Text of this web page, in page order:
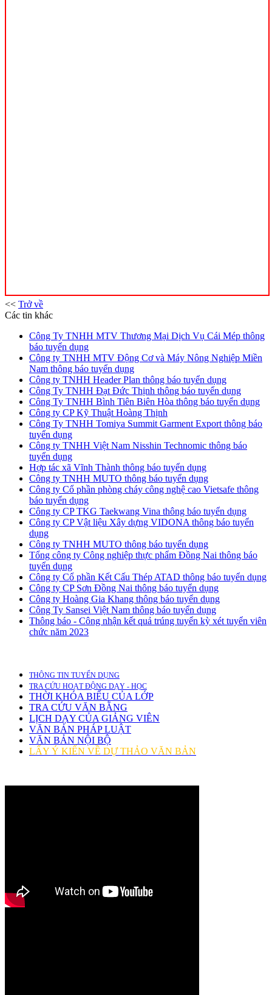
<< Trở về
Các tin khác
Công Ty TNHH MTV Thương Mại Dịch Vụ Cái Mép thông
báo tuyển dụng
Công ty TNHH MTV Động Cơ và Máy Nông Nghiệp Miền
Nam thông báo tuyển dụng
Công ty TNHH Header Plan thông báo tuyển dụng
Công Ty TNHH Đạt Đức Thịnh thông báo tuyển dụng
Công Ty TNHH Bình Tiên Biên Hòa thông báo tuyển dụng
Công ty CP Kỹ Thuật Hoàng Thịnh
Công Ty TNHH Tomiya Summit Garment Export thông báo
tuyển dụng
Công ty TNHH Việt Nam Nisshin Technomic thông báo
tuyển dụng
Hợp tác xã Vĩnh Thành thông báo tuyển dụng
Công ty TNHH MUTO thông báo tuyển dụng
Công ty Cổ phần phòng cháy công nghệ cao Vietsafe thông
báo tuyển dụng
Công ty CP TKG Taekwang Vina thông báo tuyển dụng
Công ty CP Vật liệu Xây dựng VIDONA thông báo tuyển
dụng
Công ty TNHH MUTO thông báo tuyển dụng
Tổng công ty Công nghiệp thực phẩm Đồng Nai thông báo
tuyển dụng
Công ty Cổ phần Kết Cấu Thép ATAD thông báo tuyển dụng
Công ty CP Sơn Đồng Nai thông báo tuyển dụng
Công ty Hoàng Gia Khang thông báo tuyển dụng
Công Ty Sansei Việt Nam thông báo tuyển dụng
Thông báo - Công nhận kết quả trúng tuyển kỳ xét tuyển viên
chức năm 2023
THÔNG TIN TUYỂN DỤNG
TRA CỨU HOẠT ĐỘNG DẠY - HỌC
THỜI KHÓA BIỂU CỦA LỚP
TRA CỨU VĂN BẰNG
LỊCH DẠY CỦA GIẢNG VIÊN
VĂN BẢN PHÁP LUẬT
VĂN BẢN NỘI BỘ
LẤY Ý KIẾN VỀ DỰ THẢO VĂN BẢN